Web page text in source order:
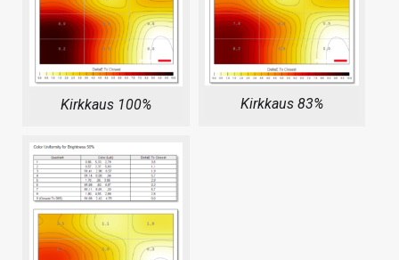
Kirkkaus 100% Kirkkaus 83%